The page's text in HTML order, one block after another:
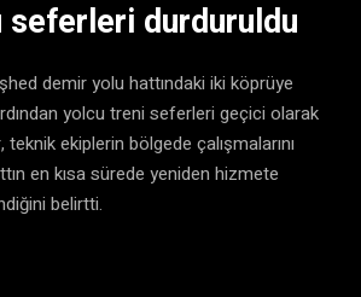
seferleri durduruldu
demir yolu hattındaki iki köprüye
yolcu treni seferleri geçici olarak
ekiplerin bölgede çalışmalarını
en kısa sürede yeniden hizmete
belirtti.